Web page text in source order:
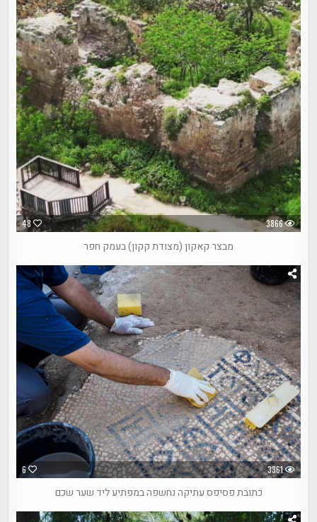
48 3866
מבצר קאקון (מצודת קקון) בעמק חפר
6 3361
כתובת פסיפס עתיקה נחשפה במפתיע ליד שער שכם